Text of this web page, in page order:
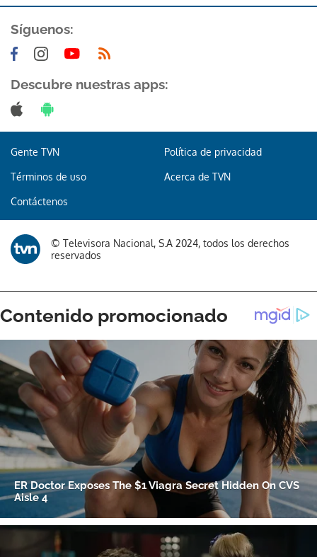
Síguenos:
Descubre nuestras apps:
Gente TVN Política de privacidad
Términos de uso Acerca de TVN
Contáctenos
© Televisora Nacional, S.A 2024, todos los derechos
reservados